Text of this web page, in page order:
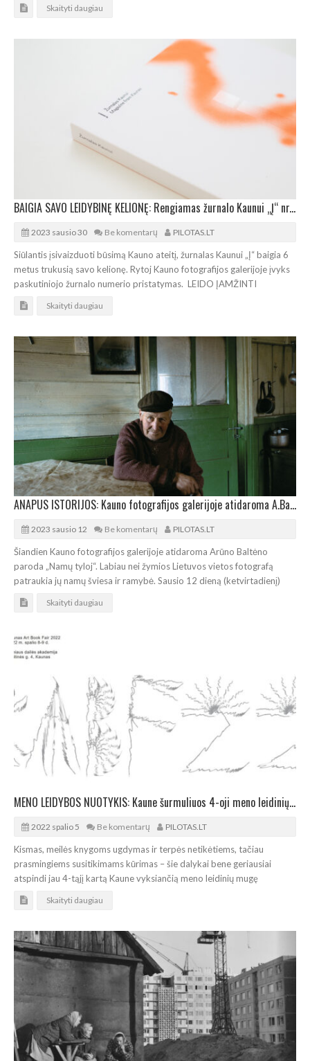
Skaityti daugiau
BAIGIA SAVO LEIDYBINĘ KELIONĘ: Rengiamas žurnalo Kaunui „Į“ nr. 6 pristatymas
2023 sausio 30 Be komentarų PILOTAS.LT
Siūlantis įsivaizduoti būsimą Kauno ateitį, žurnalas Kaunui „Į“ baigia 6
metus trukusią savo kelionę. Rytoj Kauno fotografijos galerijoje įvyks
paskutiniojo žurnalo numerio pristatymas. LEIDO ĮAMŽINTI
Skaityti daugiau
ANAPUS ISTORIJOS: Kauno fotografijos galerijoje atidaroma A.Baltėno paroda „Namų tyloj“
2023 sausio 12 Be komentarų PILOTAS.LT
Šiandien Kauno fotografijos galerijoje atidaroma Arūno Baltėno
paroda „Namų tyloj“. Labiau nei žymios Lietuvos vietos fotografą
patraukia jų namų šviesa ir ramybė. Sausio 12 dieną (ketvirtadienį)
Skaityti daugiau
MENO LEIDYBOS NUOTYKIS: Kaune šurmuliuos 4-oji meno leidinių mugė
2022 spalio 5 Be komentarų PILOTAS.LT
Kismas, meilės knygoms ugdymas ir terpės netikėtiems, tačiau
prasmingiems susitikimams kūrimas – šie dalykai bene geriausiai
atspindi jau 4-tąjį kartą Kaune vyksiančią meno leidinių mugę
Skaityti daugiau